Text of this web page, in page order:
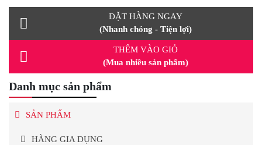
ĐẶT HÀNG NGAY
(Nhanh chóng - Tiện lợi)
THÊM VÀO GIỎ
(Mua nhiều sản phẩm)
Danh mục sản phẩm
SẢN PHẨM
HÀNG GIA DỤNG